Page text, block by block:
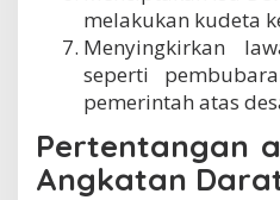
melakukan kudeta
Menyingkirkan
seperti
pemerintah atas
Pertentangan
Angkatan